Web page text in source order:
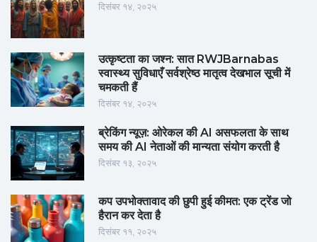
दिसंबर १४, २०२५
उत्कृष्टता का जश्न: सात RWJBarnabas
स्वास्थ्य सुविधाएँ सर्वश्रेष्ठ मातृत्व देखभाल सूची में
चमकती हैं
दिसंबर १४, २०२५
ब्रेकिंग न्यूज़: ओरेकल की AI असफलता के साथ
समय की AI नेताओं की मान्यता संयोग करती है
दिसंबर १३, २०२५
कप उपभोक्तावाद की छुपी हुई कीमत: एक ट्रेंड जो
हैरान कर देता है
दिसंबर ११, २०२५